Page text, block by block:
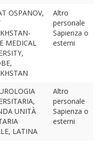
OSPANOV,
MEDICAL
Altro
personale
Sapienza o
esterni
UNITÀ
LATINA
Altro
personale
Sapienza o
esterni